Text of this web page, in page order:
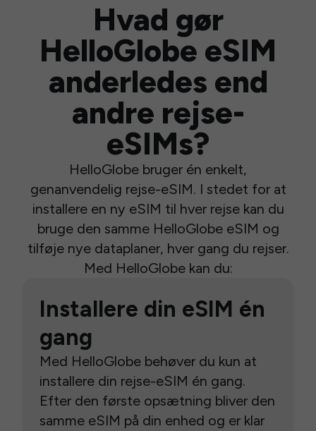
Hvad gør
HelloGlobe eSIM
anderledes end
andre rejse-
eSIMs?
HelloGlobe bruger én enkelt,
genanvendelig rejse-eSIM. I stedet for at
installere en ny eSIM til hver rejse kan du
bruge den samme HelloGlobe eSIM og
tilføje nye dataplaner, hver gang du rejser.
Med HelloGlobe kan du:
Installere din eSIM én
gang
Med HelloGlobe behøver du kun at
installere din rejse-eSIM én gang.
Efter den første opsætning bliver den
samme eSIM på din enhed og er klar